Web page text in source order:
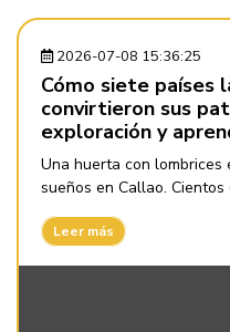
2026-07-08 15:36:25
Cómo siete países
convirtieron sus
exploración y
Una huerta con lombrices
sueños en Callao. Cientos
Leer más